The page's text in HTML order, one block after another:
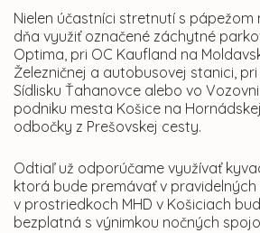
Nielen účastníci stretnutí s pápežom
dňa využiť označené záchytné
Optima, pri OC Kaufland na
Železničnej a autobusovej stanici,
Sídlisku Ťahanovce alebo vo
podniku mesta Košice na
odbočky z Prešovskej cesty.
Odtiaľ už odporúčame využívať
ktorá bude premávať v
v prostriedkoch MHD v Košiciach
bezplatná s výnimkou nočných